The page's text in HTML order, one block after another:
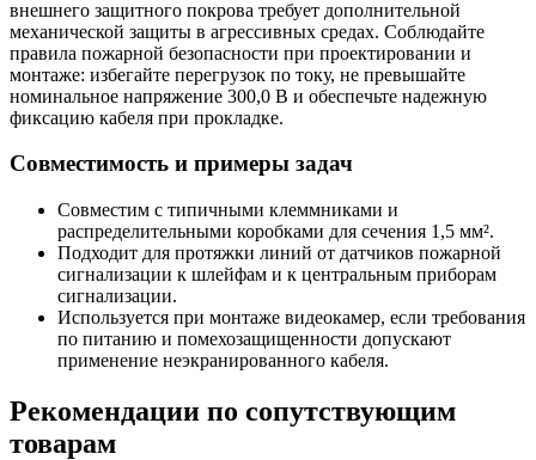
внешнего защитного покрова требует дополнительной
механической защиты в агрессивных средах. Соблюдайте
правила пожарной безопасности при проектировании и
монтаже: избегайте перегрузок по току, не превышайте
номинальное напряжение 300,0 В и обеспечьте надежную
фиксацию кабеля при прокладке.
Совместимость и примеры задач
Совместим с типичными клеммниками и
распределительными коробками для сечения 1,5 мм².
Подходит для протяжки линий от датчиков пожарной
сигнализации к шлейфам и к центральным приборам
сигнализации.
Используется при монтаже видеокамер, если требования
по питанию и помехозащищенности допускают
применение неэкранированного кабеля.
Рекомендации по сопутствующим
товарам